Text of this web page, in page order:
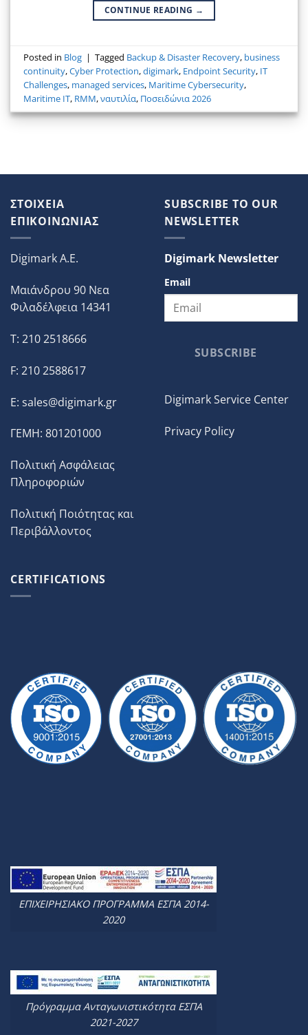
CONTINUE READING →
Posted in Blog | Tagged Backup & Disaster Recovery, business
continuity,Cyber Protection,digimark, Endpoint Security, IT
Challenges, managed services, Maritime Cybersecurity,
Maritime IT, RMM,ναυτιλία, Ποσειδώνια 2026
ΣΤΟΙΧΕΙΑ
ΕΠΙΚΟΙΝΩΝΙΑΣ
Digimark A.E.
Μαιάνδρου 90 Νεα
Φιλαδέλφεια 14341
T: 210 2518666
F: 210 2588617
E: sales@digimark.gr
ΓΕΜΗ: 801201000
Πολιτική Ασφάλειας
Πληροφοριών
Πολιτική Ποιότητας και
Περιβάλλοντος
SUBSCRIBE TO OUR
NEWSLETTER
Digimark Newsletter
Email
SUBSCRIBE
Digimark Service Center
Privacy Policy
CERTIFICATIONS
ΕΠΙΧΕΙΡΗΣΙΑΚΟ ΠΡΟΓΡΑΜΜΑ ΕΣΠΑ 2014-
2020
Πρόγραμμα Ανταγωνιστικότητα ΕΣΠΑ
2021-2027